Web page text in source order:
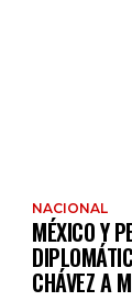
NACIONAL
MÉXICO Y
CHÁVEZ A